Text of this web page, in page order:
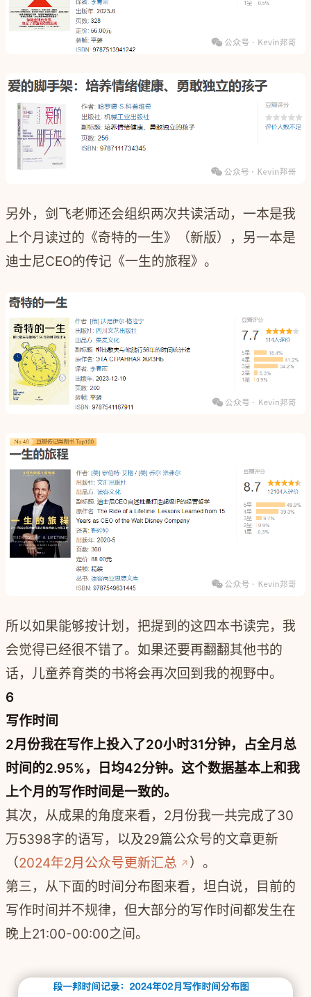
另外，剑飞老师还会组织两次共读活动，一本是我
上个月读过的《奇特的一生》（新版），另一本是
迪士尼CEO的传记《一生的旅程》。
所以如果能够按计划，把提到的这四本书读完，我
会觉得已经很不错了。如果还要再翻翻其他书的
话，儿童养育类的书将会再次回到我的视野中。
6
写作时间
2月份我在写作上投入了20小时31分钟，占全月总
时间的2.95%，日均42分钟。这个数据基本上和我
上个月的写作时间是一致的。
其次，从成果的角度来看，2月份我一共完成了30
万5398字的语写，以及29篇公众号的文章更新
（2024年2月公众号更新汇总
）。
第三，从下面的时间分布图来看，坦白说，目前的
写作时间并不规律，但大部分的写作时间都发生在
晚上21:00-00:00之间。